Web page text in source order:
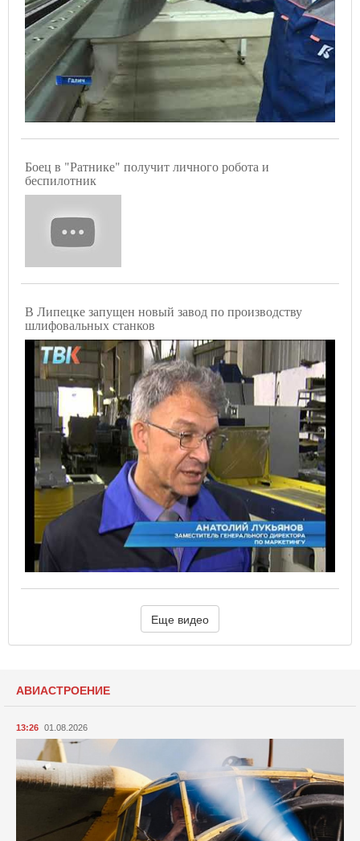
Боец в "Ратнике" получит личного робота и
беспилотник
В Липецке запущен новый завод по производству
шлифовальных станков
Еще видео
АВИАСТРОЕНИЕ
13:26 01.08.2026